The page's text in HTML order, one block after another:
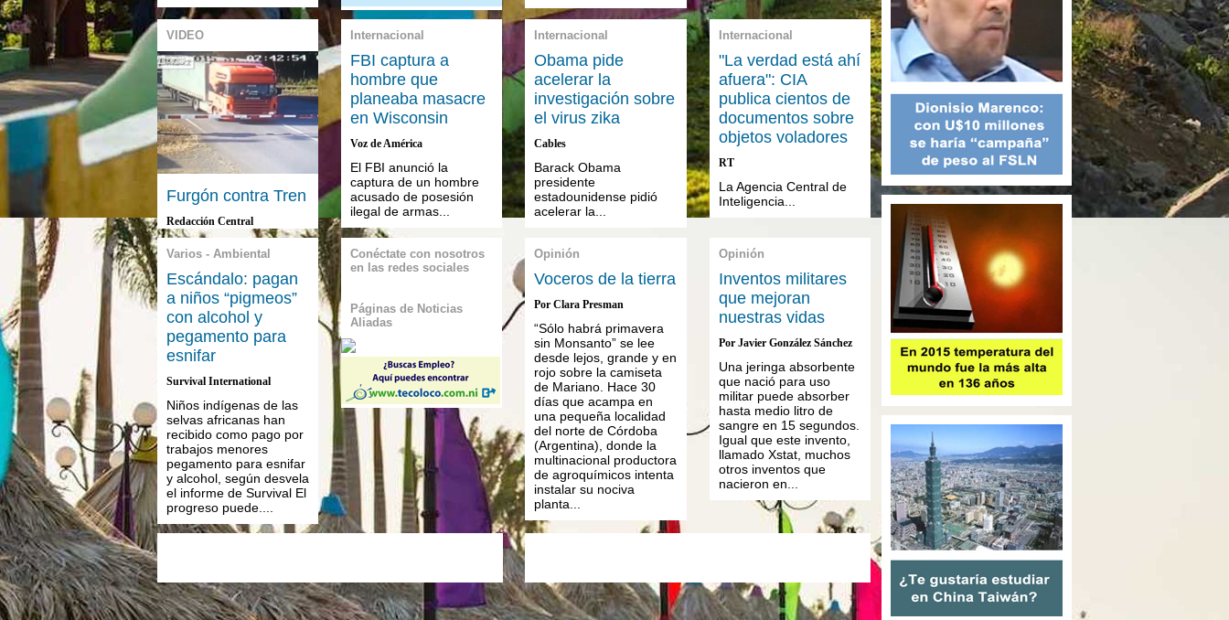
VIDEO
Furgón contra Tren
Redacción Central
Internacional
FBI captura a
hombre que
planeaba masacre
en Wisconsin
Voz de América
El FBI anunció la
captura de un hombre
acusado de posesión
ilegal de armas...
Internacional
Obama pide
acelerar la
investigación sobre
el virus zika
Cables
Barack Obama
presidente
estadounidense pidió
acelerar la...
Internacional
"La verdad está ahí
afuera": CIA
publica cientos de
documentos sobre
objetos voladores
RT
La Agencia Central de
Inteligencia...
Varios - Ambiental
Escándalo: pagan
a niños “pigmeos”
con alcohol y
pegamento para
esnifar
Survival International
Niños indígenas de las
selvas africanas han
recibido como pago por
trabajos menores
pegamento para esnifar
y alcohol, según desvela
el informe de Survival El
progreso puede....
Conéctate con nosotros
en las redes sociales
Páginas de Noticias
Aliadas
Opinión
Voceros de la tierra
Por Clara Presman
“Sólo habrá primavera
sin Monsanto” se lee
desde lejos, grande y en
rojo sobre la camiseta
de Mariano. Hace 30
días que acampa en
una pequeña localidad
del norte de Córdoba
(Argentina), donde la
multinacional productora
de agroquímicos intenta
instalar su nociva
planta...
Opinión
Inventos militares
que mejoran
nuestras vidas
Por Javier González Sánchez
Una jeringa absorbente
que nació para uso
militar puede absorber
hasta medio litro de
sangre en 15 segundos.
Igual que este invento,
llamado Xstat, muchos
otros inventos que
nacieron en...